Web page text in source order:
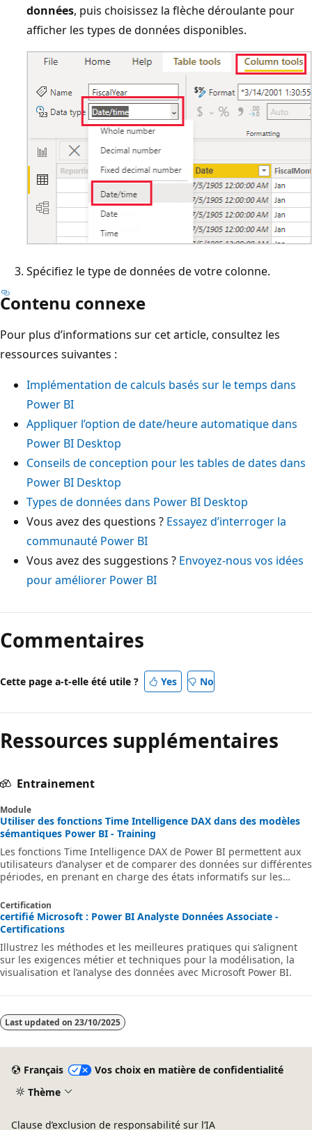
données, puis choisissez la flèche déroulante pour
afficher les types de données disponibles.
Spécifiez le type de données de votre colonne.
Contenu connexe
Pour plus d’informations sur cet article, consultez les
ressources suivantes :
Implémentation de calculs basés sur le temps dans
Power BI
Appliquer l’option de date/heure automatique dans
Power BI Desktop
Conseils de conception pour les tables de dates dans
Power BI Desktop
Types de données dans Power BI Desktop
Vous avez des questions ? Essayez d’interroger la
communauté Power BI
Vous avez des suggestions ? Envoyez-nous vos idées
pour améliorer Power BI
Commentaires
Cette page a-t-elle été utile ? Yes No
Ressources supplémentaires
Entrainement
Module
Utiliser des fonctions Time Intelligence DAX dans des modèles
sémantiques Power BI - Training
Les fonctions Time Intelligence DAX de Power BI permettent aux
utilisateurs d’analyser et de comparer des données sur différentes
périodes, en prenant en charge des états informatifs sur les
Certification
certifié Microsoft : Power BI Analyste Données Associate -
Certifications
Illustrez les méthodes et les meilleures pratiques qui s’alignent
sur les exigences métier et techniques pour la modélisation, la
visualisation et l’analyse des données avec Microsoft Power BI.
Last updated on 23/10/2025
Français
Vos choix en matière de confidentialité
Thème
Clause d’exclusion de responsabilité sur l’IA